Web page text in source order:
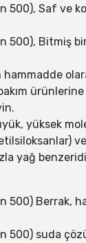
500), Saf ve
500), Bitmiş
ürünlerine
yüksek
yağ
500) Berrak,
500) suda